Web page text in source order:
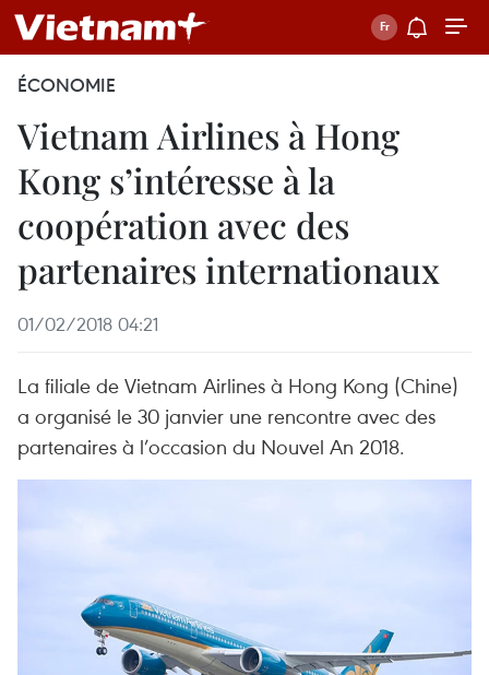
ÉCONOMIE
Vietnam Airlines à Hong
Kong s’intéresse à la
coopération avec des
partenaires internationaux
01/02/2018 04:21
La filiale de Vietnam Airlines à Hong Kong (Chine)
a organisé le 30 janvier une rencontre avec des
partenaires à l’occasion du Nouvel An 2018.